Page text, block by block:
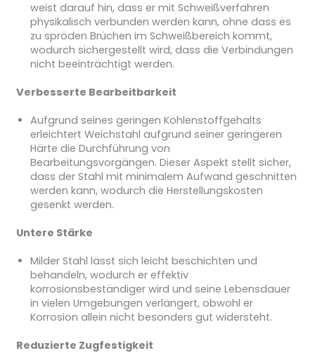
weist darauf hin, dass er mit Schweißverfahren
physikalisch verbunden werden kann, ohne dass es
zu spröden Brüchen im Schweißbereich kommt,
wodurch sichergestellt wird, dass die Verbindungen
nicht beeinträchtigt werden.
Verbesserte Bearbeitbarkeit
Aufgrund seines geringen Kohlenstoffgehalts
erleichtert Weichstahl aufgrund seiner geringeren
Härte die Durchführung von
Bearbeitungsvorgängen. Dieser Aspekt stellt sicher,
dass der Stahl mit minimalem Aufwand geschnitten
werden kann, wodurch die Herstellungskosten
gesenkt werden.
Untere Stärke
Milder Stahl lässt sich leicht beschichten und
behandeln, wodurch er effektiv
korrosionsbeständiger wird und seine Lebensdauer
in vielen Umgebungen verlängert, obwohl er
Korrosion allein nicht besonders gut widersteht.
Reduzierte Zugfestigkeit